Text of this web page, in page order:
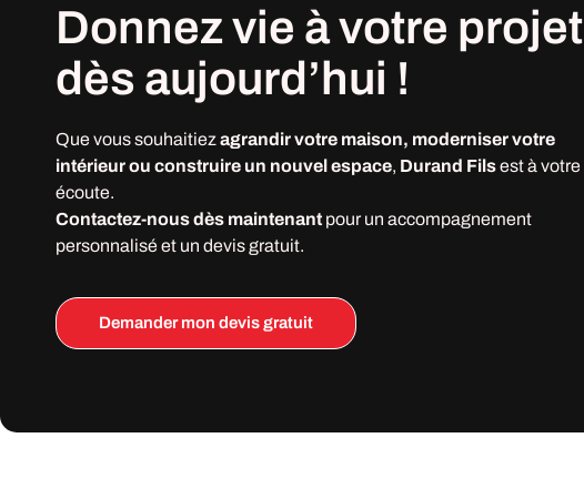
Donnez vie à votre projet
dès aujourd’hui !
Que vous souhaitiez agrandir votre maison, moderniser votre
intérieur ou construire un nouvel espace, Durand Filsest à votre
écoute.
Contactez-nous dès maintenant pour un accompagnement
personnalisé et un devis gratuit.
Demander mon devis gratuit